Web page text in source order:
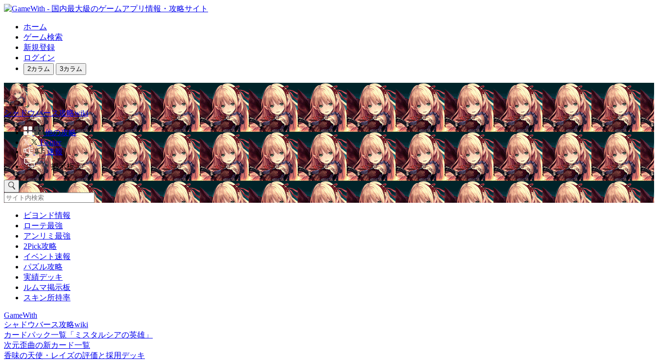
ホーム
ゲーム検索
新規登録
ログイン
2カラム 3カラム
シャドウバース攻略wiki
他の攻略
Twitter
速報
掲示板
ビヨンド情報
ローテ最強
アンリミ最強
2Pick攻略
イベント速報
パズル攻略
実績デッキ
ルムマ掲示板
スキン所持率
GameWith
シャドウバース攻略wiki
カードパック一覧「ミスタルシアの英雄」
次元歪曲の新カード一覧
香味の天使・レイズの評価と採用デッキ